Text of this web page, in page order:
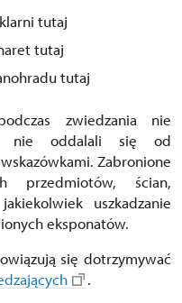
tutaj
tutaj
tutaj
zwiedzania nie
nie oddalali się od
Zabronione
przedmiotów, ścian,
uszkadzanie
eksponatów.
się dotrzymywać
.